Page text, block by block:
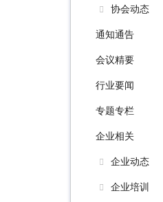
协会动态
通知通告
会议精要
行业要闻
专题专栏
企业相关
企业动态
企业培训